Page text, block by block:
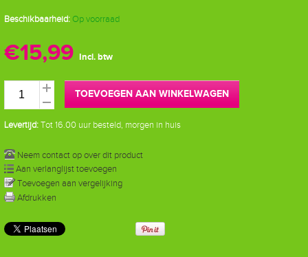
Beschikbaarheid: Op voorraad
€15,99 Incl. btw
TOEVOEGEN AAN WINKELWAGEN
Levertijd:Tot 16.00 uur besteld, morgen in huis
Neem contact op over dit product
Aan verlanglijst toevoegen
Toevoegen aan vergelijking
Afdrukken